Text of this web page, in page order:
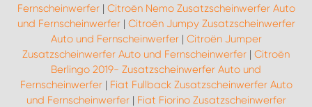
Fernscheinwerfer| Citroën Nemo Zusatzscheinwerfer Auto
und Fernscheinwerfer| Citroën Jumpy Zusatzscheinwerfer
Auto und Fernscheinwerfer| Citroën Jumper
Zusatzscheinwerfer Auto und Fernscheinwerfer | Citroën
Berlingo 2019- Zusatzscheinwerfer Auto und
Fernscheinwerfer| Fiat Fullback Zusatzscheinwerfer Auto
und Fernscheinwerfer| Fiat Fiorino Zusatzscheinwerfer